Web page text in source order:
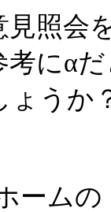
照会
考にα
ょうか
ーム